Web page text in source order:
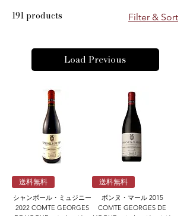
191 products Filter & Sort
Load Previous
送料無料
シャンボール・ミュジニー
2022 COMTE GEORGES
送料無料
ボンヌ・マール 2015
COMTE GEORGES DE